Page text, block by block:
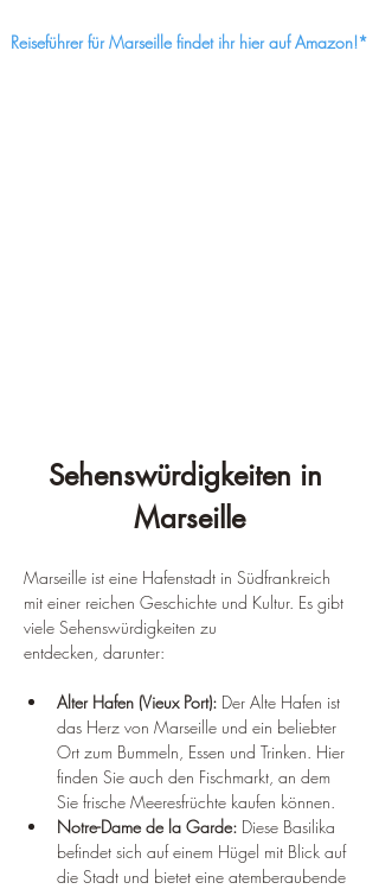
Reiseführer für Marseille findet ihr hier auf Amazon!*
Sehenswürdigkeiten in
Marseille
Marseille ist eine Hafenstadt in Südfrankreich
mit einer reichen Geschichte und Kultur. Es gibt
viele Sehenswürdigkeiten zu
entdecken, darunter:
Alter Hafen (Vieux Port): Der Alte Hafen ist
das Herz von Marseille und ein beliebter
Ort zum Bummeln, Essen und Trinken. Hier
finden Sie auch den Fischmarkt, an dem
Sie frische Meeresfrüchte kaufen können.
Notre-Dame de la Garde: Diese Basilika
befindet sich auf einem Hügel mit Blick auf
die Stadt und bietet eine atemberaubende